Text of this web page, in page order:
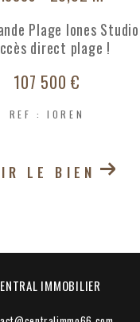
Plage Iones
direct plage !
107 500 €
REF : IOREN
LE BIEN
IMMOBILIER